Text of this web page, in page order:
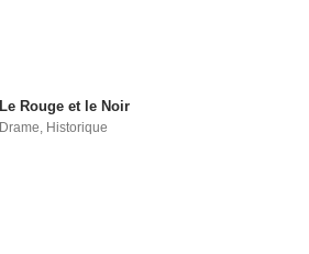
Le Rouge et le Noir
Drame, Historique